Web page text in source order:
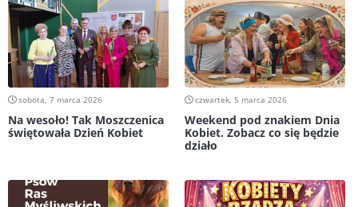
sobota, 7 marca 2026
Na wesoło! Tak Moszczenica
świętowała Dzień Kobiet
czwartek, 5 marca 2026
Weekend pod znakiem Dnia
Kobiet. Zobacz co się będzie
działo